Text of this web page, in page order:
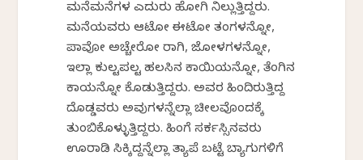
ಮನೆಮನೆಗಳ ಎದುರು ಹೋಗಿ ನಿಲ್ಲುತ್ತಿದ್ದರು.
ಮನೆಯವರು ಆಟೋ ಈಟೋ ತಂಗಳನ್ನೋ,
ಪಾವೋ ಅಚ್ಚೇರೋ ರಾಗಿ, ಜೋಳಗಳನ್ನೋ,
ಇಲ್ಲಾ ಕುಲ್ಟಪಲ್ಟ ಹಲಸಿನ ಕಾಯಿಯನ್ನೋ, ತೆಂಗಿನ
ಕಾಯನ್ನೋ ಕೊಡುತ್ತಿದ್ದರು. ಅವರ ಹಿಂದಿರುತ್ತಿದ್ದ
ದೊಡ್ಡವರು ಅವುಗಳನ್ನೆಲ್ಲಾ ಚೀಲವೊಂದಕ್ಕೆ
ತುಂಬಿಕೊಳ್ಳುತ್ತಿದ್ದರು. ಹಿಂಗೆ ಸರ್ಕಸ್ಸಿನವರು
ಊರಾಡಿ ಸಿಕ್ಕಿದ್ದನ್ನೆಲ್ಲಾ ತ್ಯಾಪೆ ಬಟ್ಟೆ ಬ್ಯಾಗುಗಳಿಗೆ